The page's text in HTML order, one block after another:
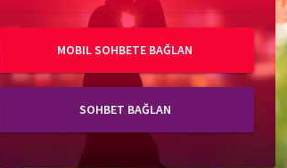
MOBIL SOHBETE BAĞLAN
SOHBET BAĞLAN